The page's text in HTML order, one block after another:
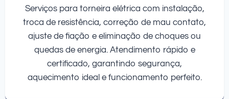
Serviços para torneira elétrica com instalação,
troca de resistência, correção de mau contato,
ajuste de fiação e eliminação de choques ou
quedas de energia. Atendimento rápido e
certificado, garantindo segurança,
aquecimento ideal e funcionamento perfeito.